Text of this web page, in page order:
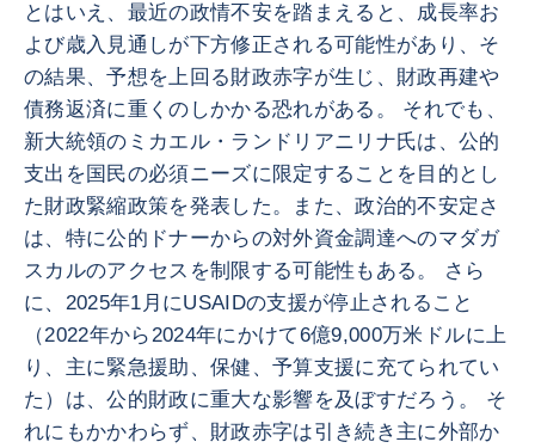
とはいえ、最近の政情不安を踏まえると、成長率お
よび歳入見通しが下方修正される可能性があり、そ
の結果、予想を上回る財政赤字が生じ、財政再建や
債務返済に重くのしかかる恐れがある。 それでも、
新大統領のミカエル・ランドリアニリナ氏は、公的
支出を国民の必須ニーズに限定することを目的とし
た財政緊縮政策を発表した。また、政治的不安定さ
は、特に公的ドナーからの対外資金調達へのマダガ
スカルのアクセスを制限する可能性もある。 さら
に、2025年1月にUSAIDの支援が停止されること
（2022年から2024年にかけて6億9,000万米ドルに上
り、主に緊急援助、保健、予算支援に充てられてい
た）は、公的財政に重大な影響を及ぼすだろう。 そ
れにもかかわらず、財政赤字は引き続き主に外部か